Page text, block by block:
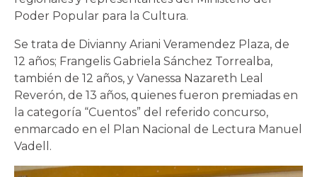
Poder Popular para la Cultura.
Se trata de Divianny Ariani Veramendez Plaza, de
12 años; Frangelis Gabriela Sánchez Torrealba,
también de 12 años, y Vanessa Nazareth Leal
Reverón, de 13 años, quienes fueron premiadas en
la categoría “Cuentos” del referido concurso,
enmarcado en el Plan Nacional de Lectura Manuel
Vadell.